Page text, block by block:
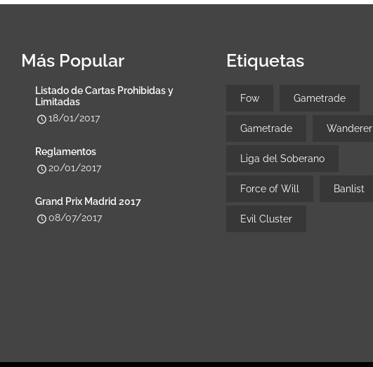
Más Popular
Listado de Cartas Prohibidas y
Limitadas
18/01/2017
Reglamentos
20/01/2017
Grand Prix Madrid 2017
08/07/2017
Etiquetas
Fow Gametrade
Gametrade Wanderer
Liga del Soberano
Force of Will Banlist
Evil Cluster